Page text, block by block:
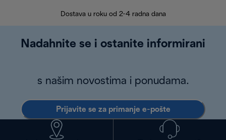
Dostava u roku od 2-4 radna dana
Nadahnite se i ostanite informirani
s našim novostima i ponudama.
Prijavite se za primanje e-pošte